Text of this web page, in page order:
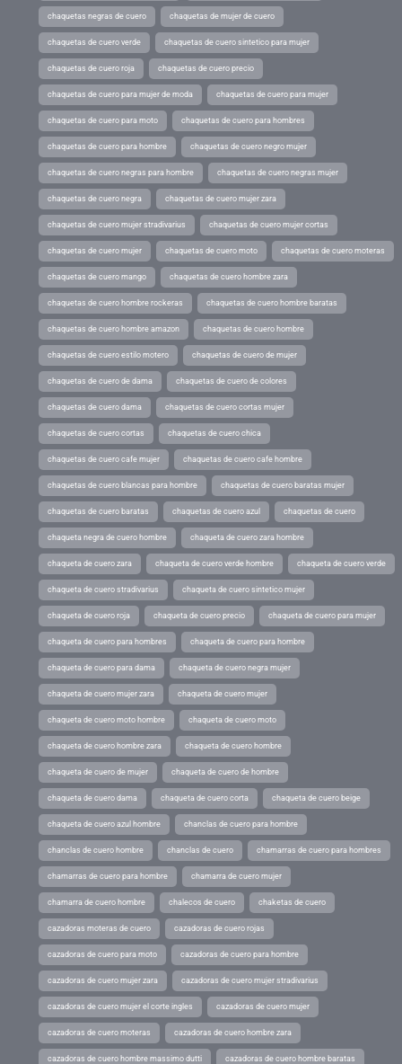
chaquetas negras de cuero chaquetas de mujer de cuero
chaquetas de cuero verde chaquetas de cuero sintetico para mujer
chaquetas de cuero roja chaquetas de cuero precio
chaquetas de cuero para mujer de moda chaquetas de cuero para mujer
chaquetas de cuero para moto chaquetas de cuero para hombres
chaquetas de cuero para hombre chaquetas de cuero negro mujer
chaquetas de cuero negras para hombre chaquetas de cuero negras mujer
chaquetas de cuero negra chaquetas de cuero mujer zara
chaquetas de cuero mujer stradivarius chaquetas de cuero mujer cortas
chaquetas de cuero mujer chaquetas de cuero moto chaquetas de cuero moteras
chaquetas de cuero mango chaquetas de cuero hombre zara
chaquetas de cuero hombre rockeras chaquetas de cuero hombre baratas
chaquetas de cuero hombre amazon chaquetas de cuero hombre
chaquetas de cuero estilo motero chaquetas de cuero de mujer
chaquetas de cuero de dama chaquetas de cuero de colores
chaquetas de cuero dama chaquetas de cuero cortas mujer
chaquetas de cuero cortas chaquetas de cuero chica
chaquetas de cuero cafe mujer chaquetas de cuero cafe hombre
chaquetas de cuero blancas para hombre chaquetas de cuero baratas mujer
chaquetas de cuero baratas chaquetas de cuero azul chaquetas de cuero
chaqueta negra de cuero hombre chaqueta de cuero zara hombre
chaqueta de cuero zara chaqueta de cuero verde hombre chaqueta de cuero verde
chaqueta de cuero stradivarius chaqueta de cuero sintetico mujer
chaqueta de cuero roja chaqueta de cuero precio chaqueta de cuero para mujer
chaqueta de cuero para hombres chaqueta de cuero para hombre
chaqueta de cuero para dama chaqueta de cuero negra mujer
chaqueta de cuero mujer zara chaqueta de cuero mujer
chaqueta de cuero moto hombre chaqueta de cuero moto
chaqueta de cuero hombre zara chaqueta de cuero hombre
chaqueta de cuero de mujer chaqueta de cuero de hombre
chaqueta de cuero dama chaqueta de cuero corta chaqueta de cuero beige
chaqueta de cuero azul hombre chanclas de cuero para hombre
chanclas de cuero hombre chanclas de cuero chamarras de cuero para hombres
chamarras de cuero para hombre chamarra de cuero mujer
chamarra de cuero hombre chalecos de cuero chaketas de cuero
cazadoras moteras de cuero cazadoras de cuero rojas
cazadoras de cuero para moto cazadoras de cuero para hombre
cazadoras de cuero mujer zara cazadoras de cuero mujer stradivarius
cazadoras de cuero mujer el corte ingles cazadoras de cuero mujer
cazadoras de cuero moteras cazadoras de cuero hombre zara
cazadoras de cuero hombre massimo dutti cazadoras de cuero hombre baratas